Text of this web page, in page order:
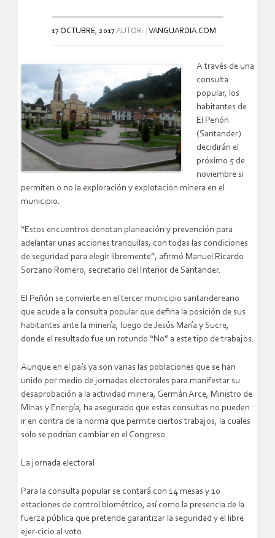
17 OCTUBRE, 2017AUTOR: VANGUARDIA.COM
A través de una
consulta
popular, los
habitantes de
El Penón
(Santander)
decidirán el
próximo 5 de
noviembre si
permiten o no la exploración y explotación minera en el
municipio.
“Estos encuentros denotan planeación y prevención para
adelantar unas acciones tranquilas, con todas las condiciones
de seguridad para elegir libremente”, afirmó Manuel Ricardo
Sorzano Romero, secretario del Interior de Santander.
El Peñón se convierte en el tercer municipio santandereano
que acude a la consulta popular que defina la posición de sus
habitantes ante la minería, luego de Jesús María y Sucre,
donde el resultado fue un rotundo “No” a este tipo de trabajos.
Aunque en el país ya son varias las poblaciones que se han
unido por medio de jornadas electorales para manifestar su
desaprobación a la actividad minera, Germán Arce, Ministro de
Minas y Energía, ha asegurado que estas consultas no pueden
ir en contra de la norma que permite ciertos trabajos, la cuales
solo se podrían cambiar en el Congreso.
La jornada electoral
Para la consulta popular se contará con 14 mesas y 10
estaciones de control biométrico, así como la presencia de la
fuerza pública que pretende garantizar la seguridad y el libre
ejer-cicio al voto.